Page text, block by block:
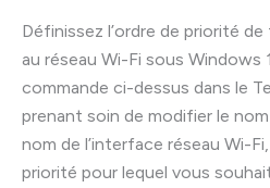
Définissez l’ordre de priorité
au réseau Wi-Fi sous Windows
commande ci-dessus dans le
prenant soin de modifier le
nom de l’interface réseau Wi-
priorité pour lequel vous